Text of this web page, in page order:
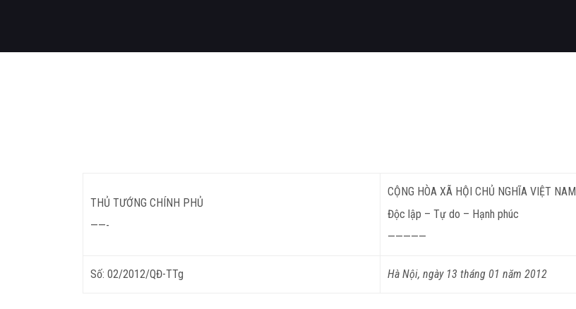
THỦ TƯỚNG CHÍNH PHỦ
——-
CỘNG HÒA XÃ HỘI CHỦ NGHĨA VIỆT NAM
Độc lập – Tự do – Hạnh phúc
—————
Số: 02/2012/QĐ-TTg Hà Nội, ngày 13 tháng 01 năm 2012